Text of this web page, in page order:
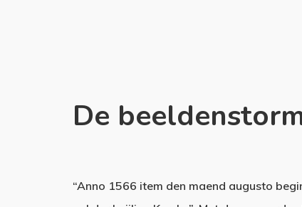
De
“Anno 1566 item den maend augusto